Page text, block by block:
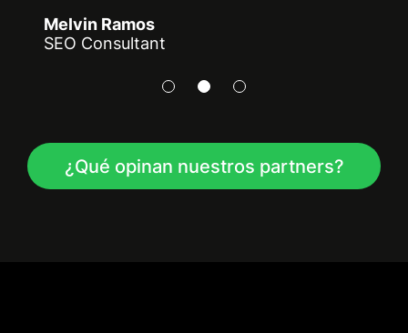
Ramos
Consultant
¿Qué opinan nuestros partners?